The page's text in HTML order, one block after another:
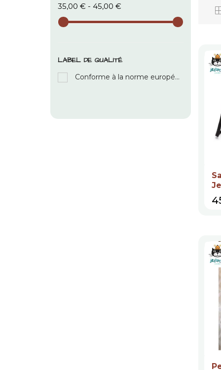
35,00 € - 45,00 €
LABEL DE QUALITÉ
Conforme à la norme européenne de sécurité des jouets: EN71 parties 1, 2 et 3 pour tous les âges